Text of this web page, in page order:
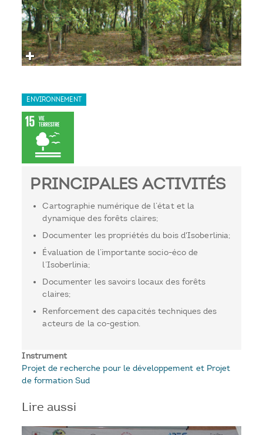
ENVIRONNEMENT
PRINCIPALES ACTIVITÉS
Cartographie numérique de l’état et la
dynamique des forêts claires;
Documenter les propriétés du bois d'Isoberlinia;
Évaluation de l’importante socio-éco de
l’Isoberlinia;
Documenter les savoirs locaux des forêts
claires;
Renforcement des capacités techniques des
acteurs de la co-gestion.
Instrument
Projet de recherche pour le développement et Projet
de formation Sud
Lire aussi